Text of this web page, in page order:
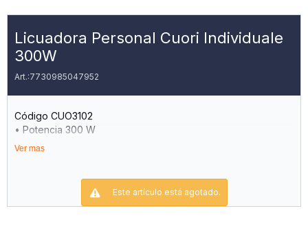
Licuadora Personal Cuori Individuale
300W
7730985047952
Código CUO3102
• Potencia 300 W
• Una Sola Velocidad De Funcionamiento
Ver mas
Este artículo está agotado.